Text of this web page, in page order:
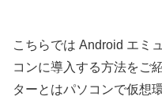
こちらでは Android エミ
コンに導入する方法をご
ターとはパソコンで仮想